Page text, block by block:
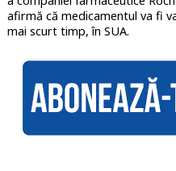
afirmă că medicamentul va fi
mai scurt timp, în SUA.